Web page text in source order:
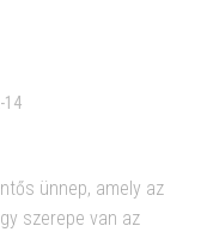
14
ünnep, amely az
szerepe van az